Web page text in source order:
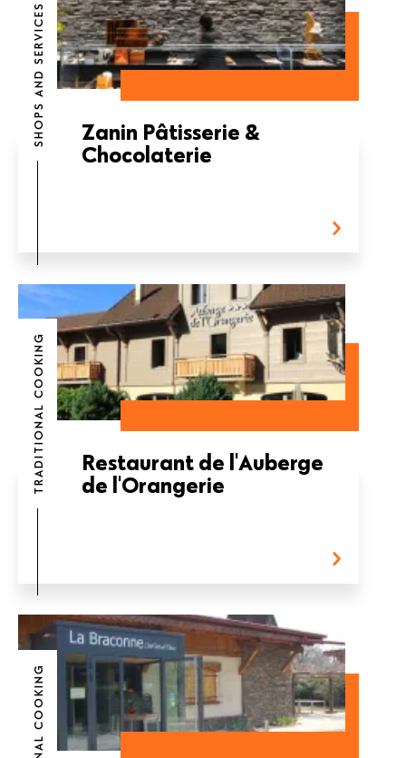
SHOPS AND SERVICES
Zanin Pâtisserie &
Chocolaterie
TRADITIONAL COOKING
Restaurant de l'Auberge
de l'Orangerie